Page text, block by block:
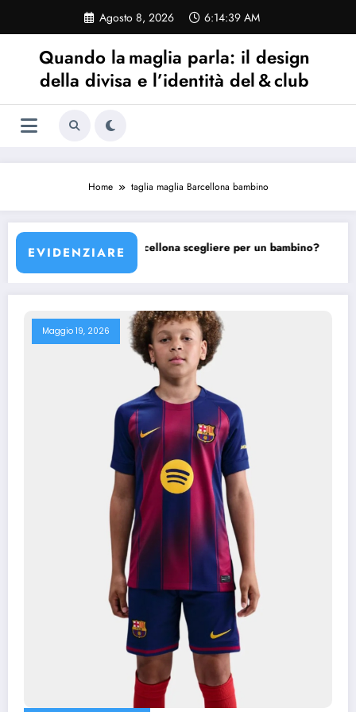
contenuto
Agosto 8, 2026 6:14:39 AM
Quando la maglia parla: il design
della divisa e l’identità del & club
Home taglia maglia Barcellona bambino
EVIDENZIARE
Quale maglia Barcellona scegliere per un bambino?
Maggio 19, 2026